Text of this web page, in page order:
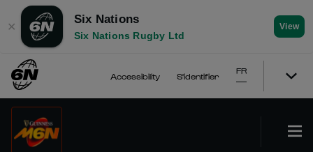
✕
Six Nations
Six Nations Rugby Ltd
View
Accessibility S'identifier
FR